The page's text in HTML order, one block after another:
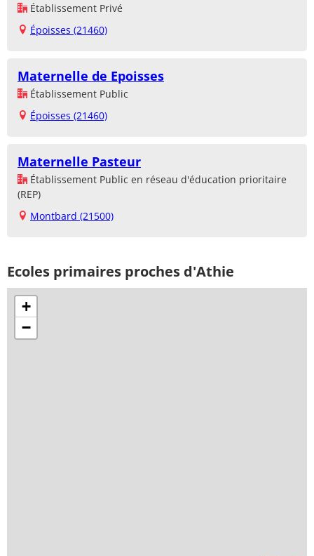
Établissement Privé
Époisses (21460)
Maternelle de Epoisses
Établissement Public
Époisses (21460)
Maternelle Pasteur
Établissement Public en réseau d'éducation prioritaire
(REP)
Montbard (21500)
Ecoles primaires proches d'Athie
+
−